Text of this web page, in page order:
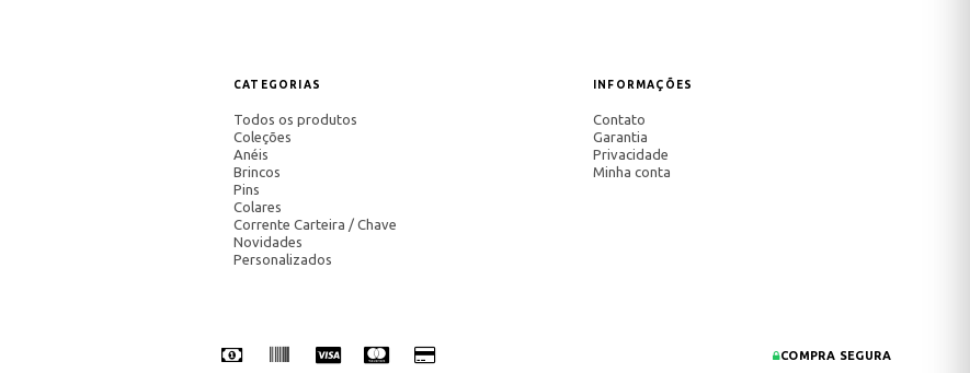
CATEGORIAS
Todos os produtos
Coleções
Anéis
Brincos
Pins
Colares
Corrente Carteira / Chave
Novidades
Personalizados
INFORMAÇÕES
Contato
Garantia
Privacidade
Minha conta
COMPRA SEGURA